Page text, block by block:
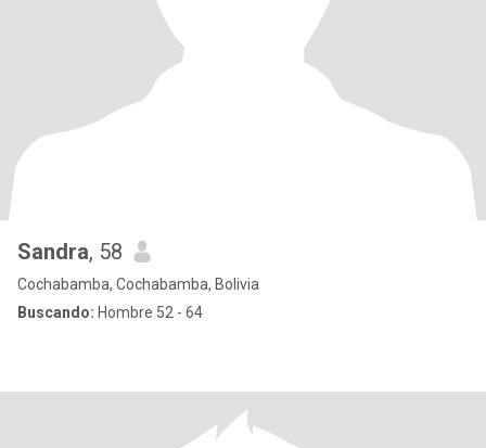
Sandra, 58
Cochabamba, Cochabamba, Bolivia
Buscando: Hombre 52 - 64